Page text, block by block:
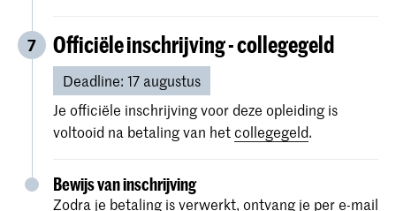
cijferlijst.
Als je diploma niet in het Nederlands,
Engels, Duits, Frans of Spaans is, zorg er
dan voor dat je een officiele Engelse
vertaling van je diploma meestuurt (in 1
document).
Een recente profielfoto (om af te
drukken op uw studentenkaart).
7 Officiële inschrijving - collegegeld
Deadline: 17 augustus
Je officiële inschrijving voor deze opleiding is
voltooid na betaling van hetcollegegeld.
Bewijs van inschrijving
Zodra je betaling is verwerkt, ontvang je per e-mail